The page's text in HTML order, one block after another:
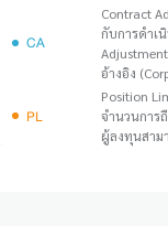
CA
Contract
กับการดำเ
อ้างอิง
PL
Position
จำนวนการ
ผู้ลงทุนสาม